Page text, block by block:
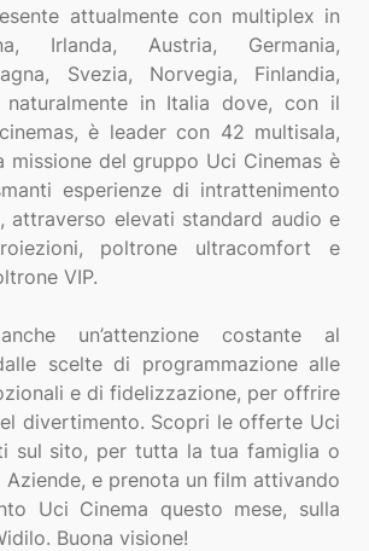
attualmente con multiplex in
Irlanda, Austria, Germania,
Svezia, Norvegia, Finlandia,
naturalmente in Italia dove, con il
è leader con 42 multisala,
missione del gruppo Uci Cinemas è
esperienze di intrattenimento
attraverso elevati standard audio e
poltrone ultracomfort e
VIP.
un’attenzione costante al
scelte di programmazione alle
e di fidelizzazione, per offrire
divertimento. Scopri le offerte Uci
sul sito, per tutta la tua famiglia o
Aziende, e prenota un film attivando
Uci Cinema questo mese, sulla